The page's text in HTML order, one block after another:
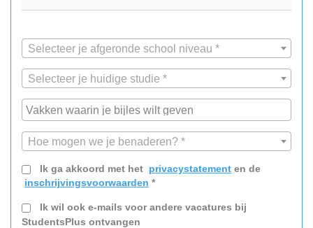
Selecteer je afgeronde school niveau *
Selecteer je huidige studie *
Hoe mogen we je benaderen? *
Ik ga akkoord met het privacystatement en de
inschrijvingsvoorwaarden *
Ik wil ook e-mails voor andere vacatures bij
StudentsPlus ontvangen